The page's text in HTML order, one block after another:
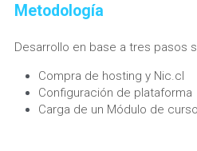
Metodología
Desarrollo en base a tres pasos
Compra de hosting y Nic.cl
Configuración de plataforma
Carga de un Módulo de